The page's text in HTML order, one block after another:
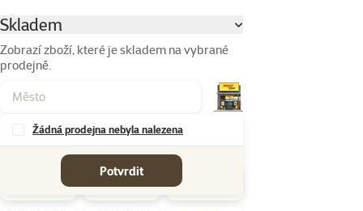
Parametrický filtr
Skladem
Zobrazí zboží, které je skladem na vybrané
prodejně.
Žádná prodejna nebyla nalezena
Potvrdit